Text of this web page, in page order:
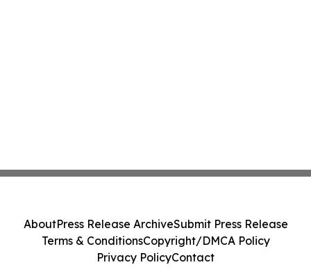
AboutPress Release ArchiveSubmit Press Release
Terms & ConditionsCopyright/DMCA Policy
Privacy PolicyContact